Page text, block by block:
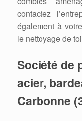
contactez
également à
le nettoyage de
Société de
acier,
Carbonne